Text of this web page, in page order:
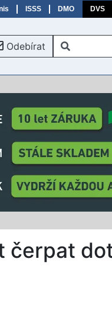
ISSS DMO DVS
Odebírat
čerpat